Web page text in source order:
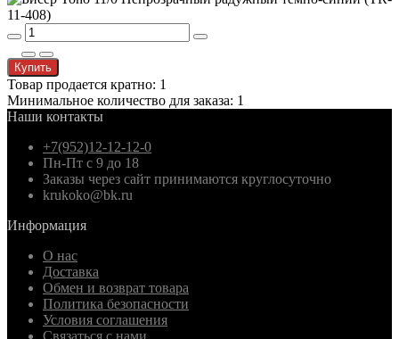
Купить
Товар продается кратно: 1
Минимальное количество для заказа: 1
Наши контакты
+7(952)12-12-12-0
Пн-Пт с 9 до 18
Заказы через сайт принимаются круглосуточно
krukoko@bk.ru
Информация
О нас
Доставка
Обмен и возврат товара
Политика безопасности
Условия соглашения
Связаться с нами